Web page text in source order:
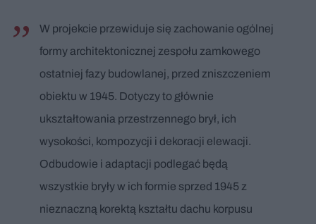
W projekcie przewiduje się zachowanie ogólnej
formy architektonicznej zespołu zamkowego
ostatniej fazy budowlanej, przed zniszczeniem
obiektu w 1945. Dotyczy to głównie
ukształtowania przestrzennego brył, ich
wysokości, kompozycji i dekoracji elewacji.
Odbudowie i adaptacji podlegać będą
wszystkie bryły w ich formie sprzed 1945 z
nieznaczną korektą kształtu dachu korpusu